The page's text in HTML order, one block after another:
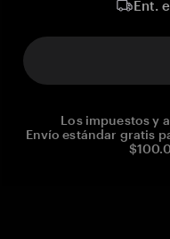
Ent.
Los impuestos y
Envío estándar gratis